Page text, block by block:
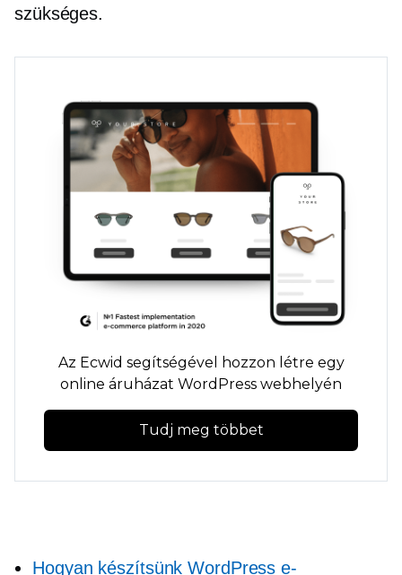
szükséges.
Az Ecwid segítségével hozzon létre egy
online áruházat WordPress webhelyén
Tudj meg többet
Hogyan készítsünk WordPress e-